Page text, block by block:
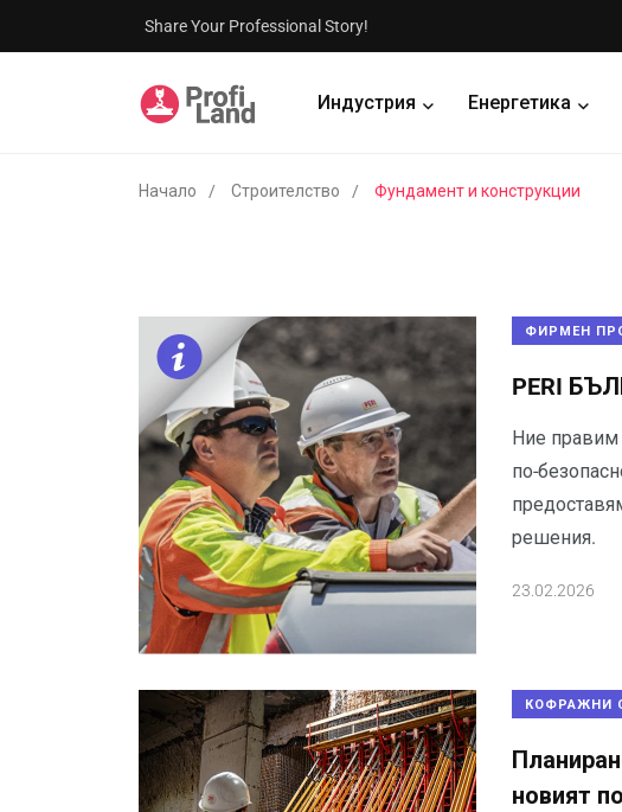
Share Your Professional Story!
Индустрия Енергетика
Начало Строителство Фундамент и конструкции
ФИРМЕН
PERI
Ние правим
по-
решения.
23.02.2026
КОФРАЖНИ
новият